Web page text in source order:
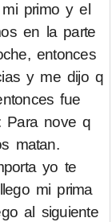
primo y el
en la parte
entonces
y me dijo q
fue
Para nove q
matan.
yo te
mi prima
al siguiente